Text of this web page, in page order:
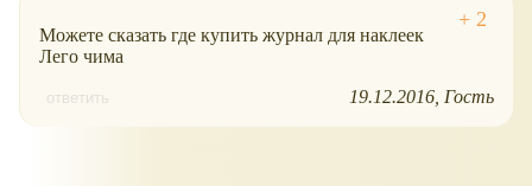
Можете сказать где купить журнал для наклеек
Лего чима
ответить 19.12.2016 Гость